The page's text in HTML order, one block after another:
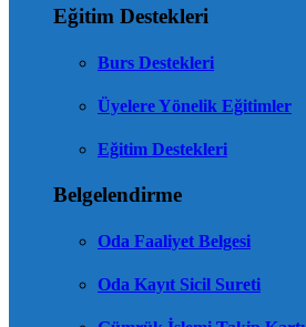
Eğitim Destekleri
Burs Destekleri
Üyelere Yönelik Eğitimler
Eğitim Destekleri
Belgelendirme
Oda Faaliyet Belgesi
Oda Kayıt Sicil Sureti